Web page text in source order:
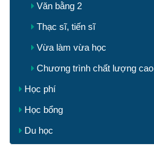
Văn bằng 2
Thạc sĩ, tiến sĩ
Vừa làm vừa học
Chương trình chất lượng cao
Học phí
Học bổng
Du học